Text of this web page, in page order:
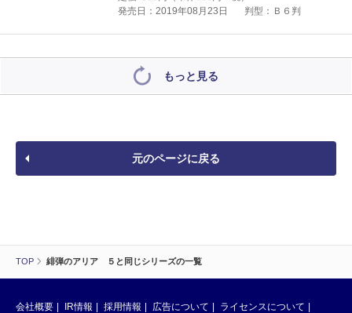
TOP 緋弾のアリア ５と同じシリーズの一覧
発売日：2019年08月23日
判型：Ｂ６判
もっと見る
元のページに戻る
会社概要 IR情報 採用情報 広告について
ライセンスについて